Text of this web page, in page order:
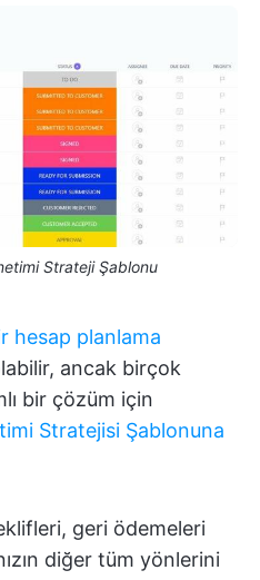
Strateji Şablonu
hesap planlama
ancak birçok
bir çözüm için
Stratejisi Şablonuna
geri ödemeleri
diğer tüm yönlerini